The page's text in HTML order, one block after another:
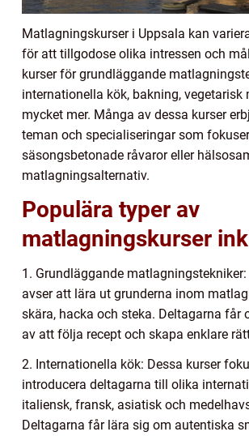
Matlagningskurser i Uppsala kan
för att tillgodose olika intressen och
kurser för grundläggande
internationella kök, bakning, vegetarisk
mycket mer. Många av dessa kurser
teman och specialiseringar som
säsongsbetonade råvaror eller
matlagningsalternativ.
Populära typer av
matlagningskurser
1. Grundläggande
avser att lära ut grunderna inom
skära, hacka och steka. Deltagarna får
av att följa recept och skapa enklare
2. Internationella kök: Dessa kurser
introducera deltagarna till olika
italiensk, fransk, asiatisk och
Deltagarna får lära sig om autentiska